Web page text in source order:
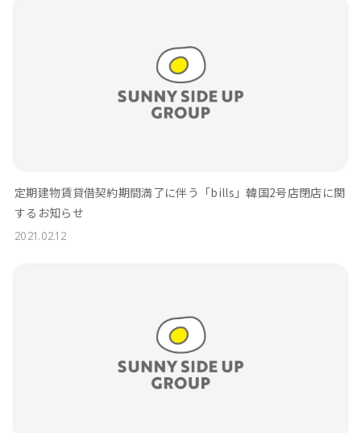
定期建物賃貸借契約期間満了に伴う「bills」韓国2号店閉店に関
するお知らせ
2021.02.12